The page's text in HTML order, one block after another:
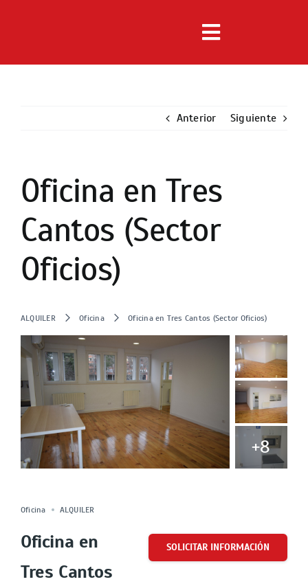
Toggle
Navigation
Servicios
Anterior Siguiente
Ver
imagen
más
grande
Oficina en Tres
Cantos (Sector
Oficios)
ALQUILER Oficina Oficina en Tres Cantos (Sector Oficios)
+8
Oficina ALQUILER
Oficina en
Tres Cantos
SOLICITAR INFORMACIÓN